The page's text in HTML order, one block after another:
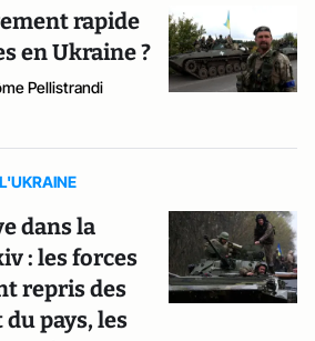
rapide
en Ukraine ?
Pellistrandi
dans la
: les forces
repris des
du pays, les